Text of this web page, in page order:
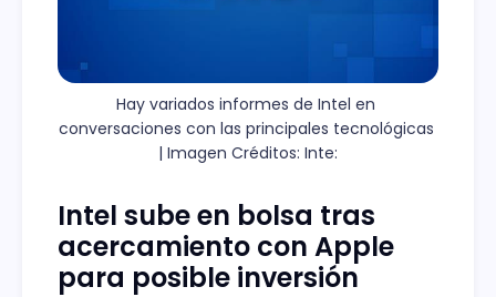
Hay variados informes de Intel en
conversaciones con las principales tecnológicas
| Imagen Créditos: Inte:
Intel sube en bolsa tras
acercamiento con Apple
para posible inversión